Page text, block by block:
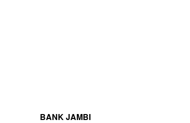
BANK JAMBI